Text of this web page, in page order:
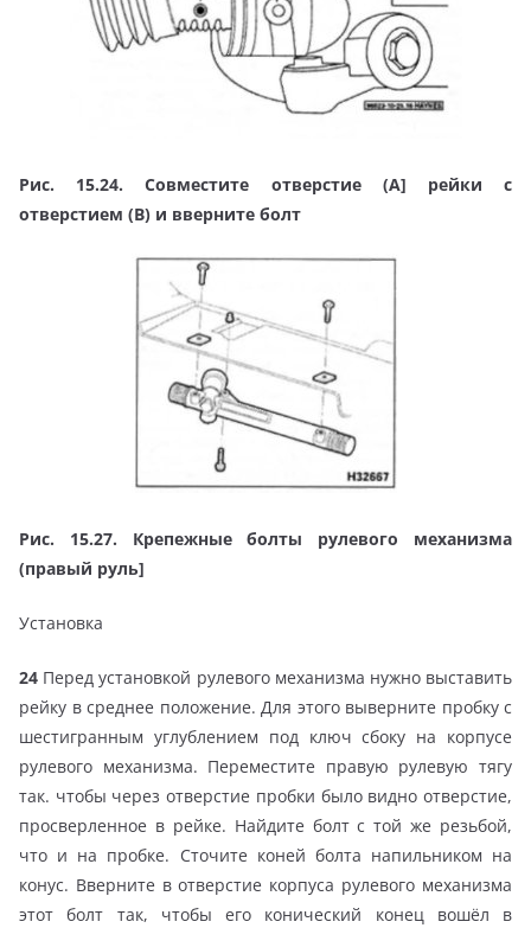
Рис. 15.24. Совместите отверстие (А] рейки с
отверстием (В) и вверните болт
Рис. 15.27. Крепежные болты рулевого механизма
(правый руль]
Установка
24 Перед установкой рулевого механизма нужно выставить
рейку в среднее положение. Для этого выверните пробку с
шестигранным углублением под ключ сбоку на корпусе
рулевого механизма. Переместите правую рулевую тягу
так. чтобы через отверстие пробки было видно отверстие,
просверленное в рейке. Найдите болт с той же резьбой,
что и на пробке. Сточите коней болта напильником на
конус. Вверните в отверстие корпуса рулевого механизма
этот болт так, чтобы его конический конец вошёл в